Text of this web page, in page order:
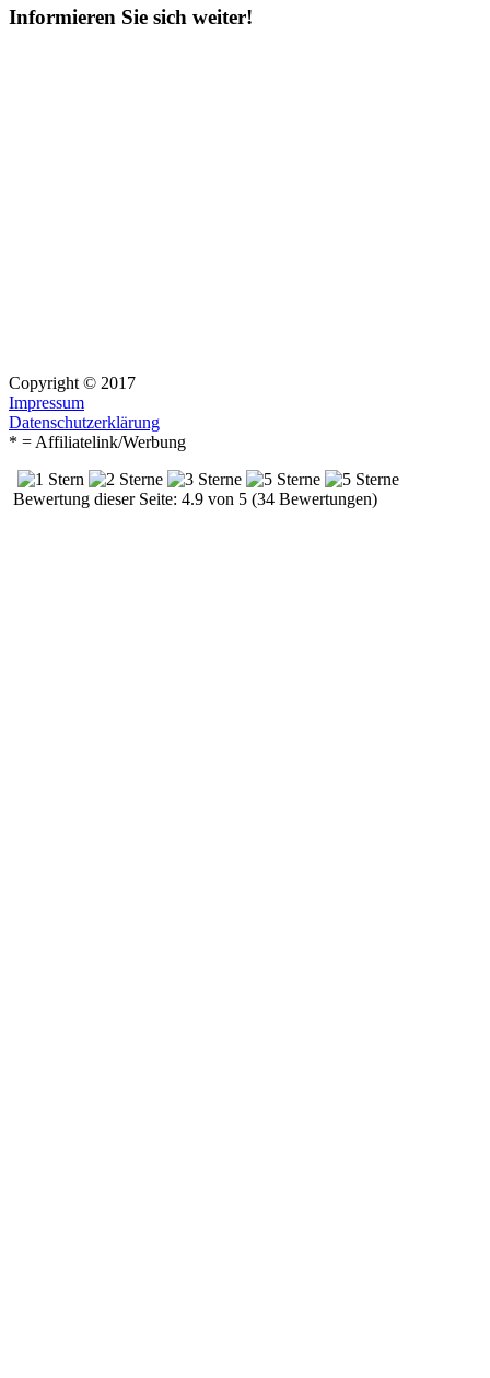
Informieren Sie sich weiter!
Copyright © 2017
Impressum
Datenschutzerklärung
* = Affiliatelink/Werbung
Bewertung dieser Seite: 4.9 von 5 (34 Bewertungen)